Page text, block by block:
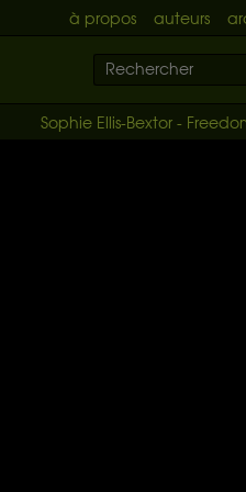
à propos auteurs
Sophie Ellis-Bextor -